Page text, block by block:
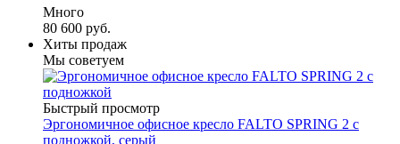
Много
80 600 руб.
Хиты продаж
Мы советуем
Быстрый просмотр
Эргономичное офисное кресло FALTO SPRING 2 с
подножкой, серый